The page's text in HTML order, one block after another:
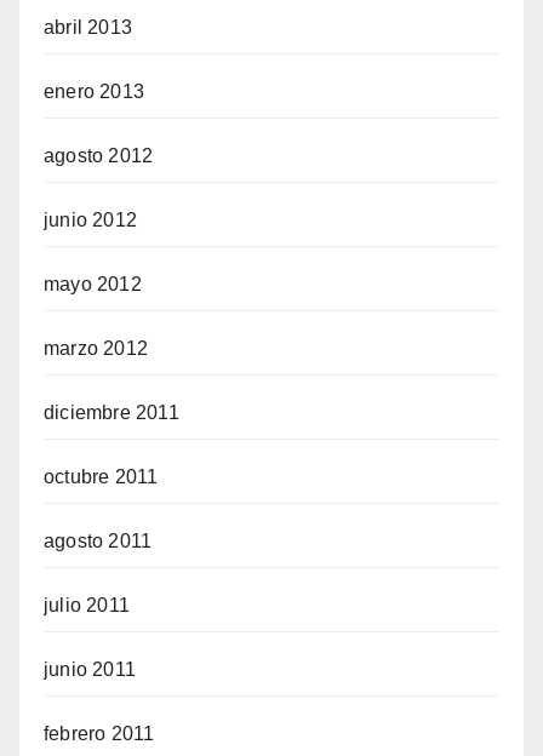
abril 2013
enero 2013
agosto 2012
junio 2012
mayo 2012
marzo 2012
diciembre 2011
octubre 2011
agosto 2011
julio 2011
junio 2011
febrero 2011